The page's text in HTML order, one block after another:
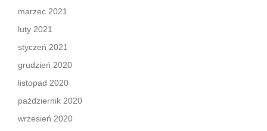
marzec 2021
luty 2021
styczeń 2021
grudzień 2020
listopad 2020
październik 2020
wrzesień 2020